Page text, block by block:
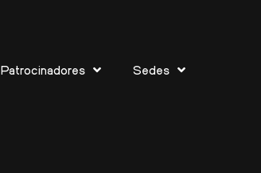
Patrocinadores Sedes